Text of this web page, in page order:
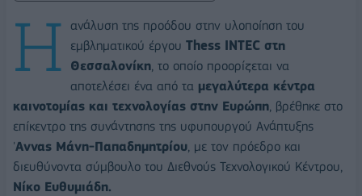
Η
ανάλυση της προόδου στην υλοποίηση του
εμβληματικού έργου Thess INTEC στη
Θεσσαλονίκη, το οποίο προορίζεται να
αποτελέσει ένα από τα μεγαλύτερα κέντρα
καινοτομίας και τεχνολογίας στην Ευρώπη, βρέθηκε στο
επίκεντρο της συνάντησης της υφυπουργού Ανάπτυξης
'Αννας Μάνη-Παπαδημητρίου, με τον πρόεδρο και
διευθύνοντα σύμβουλο του Διεθνούς Τεχνολογικού Κέντρου,
Νίκο Ευθυμιάδη.